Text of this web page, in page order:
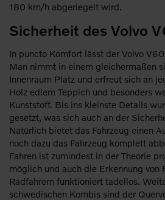
180 km/h abgeriegelt wird.
Sicherheit des Volvo
In puncto Komfort lässt der Volvo
Man nimmt in einem gleichermaßen
Innenraum Platz und erfreut sich an
Holz edlem Teppich und besonders
Kunststoff. Bis ins kleinste Details
gesetzt, was sich auch an der
Natürlich bietet das Fahrzeug einen
noch dazu das Fahrzeug komplett
Fahren ist zumindest in der Theorie
möglich und auch die Erkennung von
Radfahrern funktioniert tadellos.
schwedischen Kombis sind der